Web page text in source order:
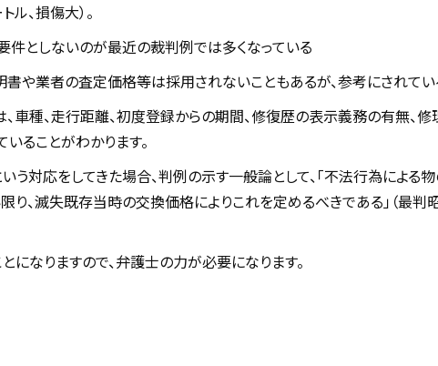
、損傷大）。
件としないのが最近の裁判例では多くなっている
や業者の査定価格等は採用されないこともあるが、参考にされてい
車種、走行距離、初度登録からの期間、修復歴の表示義務の有無、修
ることがわかります。
対応をしてきた場合、判例の示す一般論として、「不法行為による
、滅失既存当時の交換価格によりこれを定めるべきである」（最判
になりますので、弁護士の力が必要になります。